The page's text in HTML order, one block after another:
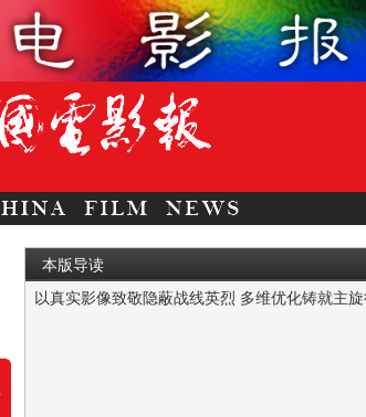
本版导读
7月4日，以吴石将军等隐蔽战线革命英烈事迹